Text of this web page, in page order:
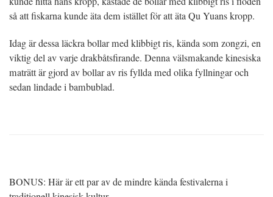
så att fiskarna kunde äta dem istället för att äta Qu Yuans kropp.
Idag är dessa läckra bollar med klibbigt ris, kända som zongzi, en
viktig del av varje drakbåtsfirande. Denna välsmakande kinesiska
maträtt är gjord av bollar av ris fyllda med olika fyllningar och
sedan lindade i bambublad.
BONUS: Här är ett par av de mindre kända festivalerna i